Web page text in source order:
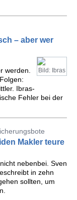
– aber wer
Bild: Ibras
werden.
Ibras-
Fehler bei der
Makler teure
nebenbei. Sven
in zehn
sollten, um